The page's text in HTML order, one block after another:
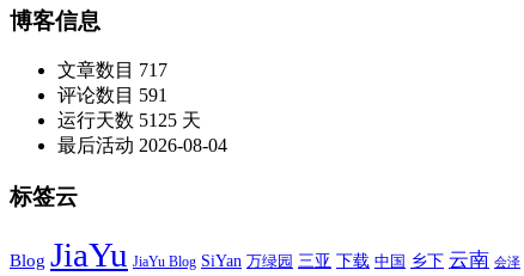
博客信息
文章数目 717
评论数目 591
运行天数 5125 天
最后活动 2026-08-04
标签云
Blog JiaYu JiaYu Blog SiYan 万绿园 三亚 下载 中国 乡下 云南 会泽